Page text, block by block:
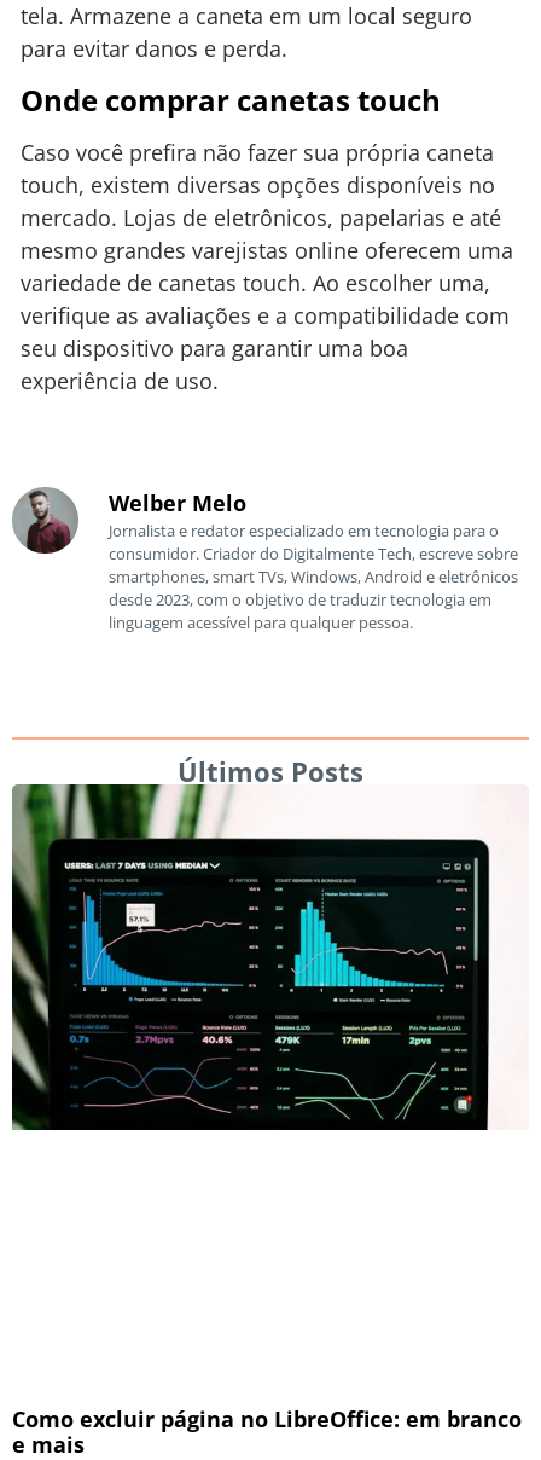
tela. Armazene a caneta em um local seguro
para evitar danos e perda.
Onde comprar canetas touch
Caso você prefira não fazer sua própria caneta
touch, existem diversas opções disponíveis no
mercado. Lojas de eletrônicos, papelarias e até
mesmo grandes varejistas online oferecem uma
variedade de canetas touch. Ao escolher uma,
verifique as avaliações e a compatibilidade com
seu dispositivo para garantir uma boa
experiência de uso.
Welber Melo
Jornalista e redator especializado em tecnologia para o
consumidor. Criador do Digitalmente Tech, escreve sobre
smartphones, smart TVs, Windows, Android e eletrônicos
desde 2023, com o objetivo de traduzir tecnologia em
linguagem acessível para qualquer pessoa.
Últimos Posts
Como excluir página no LibreOffice: em branco
e mais